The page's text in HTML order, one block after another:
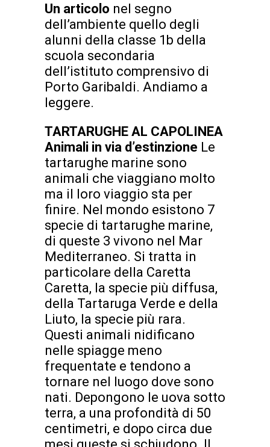
Un articolo nel segno
dell’ambiente quello degli
alunni della classe 1b della
scuola secondaria
dell’istituto comprensivo di
Porto Garibaldi. Andiamo a
leggere.
TARTARUGHE AL CAPOLINEA
Animali in via d’estinzione Le
tartarughe marine sono
animali che viaggiano molto
ma il loro viaggio sta per
finire. Nel mondo esistono 7
specie di tartarughe marine,
di queste 3 vivono nel Mar
Mediterraneo. Si tratta in
particolare della Caretta
Caretta, la specie più diffusa,
della Tartaruga Verde e della
Liuto, la specie più rara.
Questi animali nidificano
nelle spiagge meno
frequentate e tendono a
tornare nel luogo dove sono
nati. Depongono le uova sotto
terra, a una profondità di 50
centimetri, e dopo circa due